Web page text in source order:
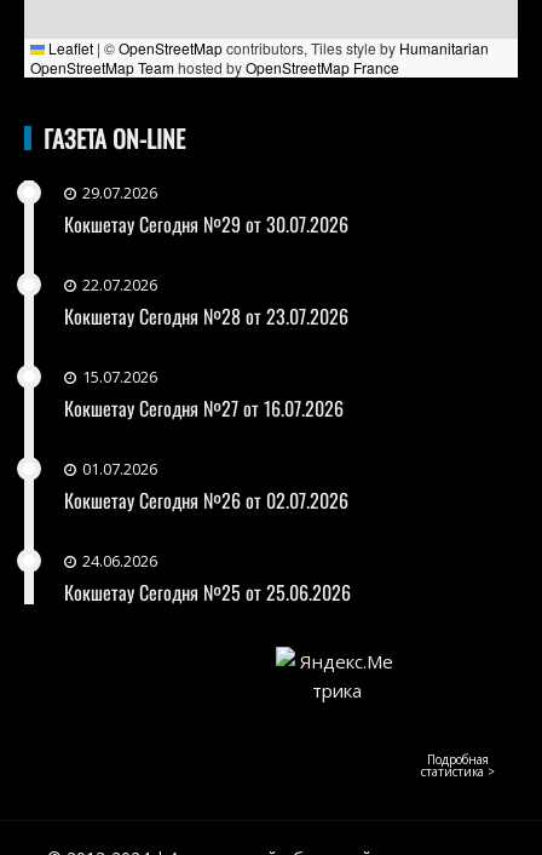
Leaflet | ©OpenStreetMapcontributors, Tiles style by Humanitarian
OpenStreetMap Teamhosted byOpenStreetMap France
ГАЗЕТА ON-LINE
29.07.2026
Кокшетау Сегодня №29 от 30.07.2026
22.07.2026
Кокшетау Сегодня №28 от 23.07.2026
15.07.2026
Кокшетау Сегодня №27 от 16.07.2026
01.07.2026
Кокшетау Сегодня №26 от 02.07.2026
24.06.2026
Кокшетау Сегодня №25 от 25.06.2026
Подробная
статистика >